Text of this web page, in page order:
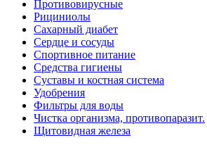
Противовирусные
Рициниолы
Сахарный диабет
Сердце и сосуды
Спортивное питание
Средства гигиены
Суставы и костная система
Удобрения
Фильтры для воды
Чистка организма, противопаразит.
Щитовидная железа